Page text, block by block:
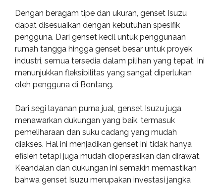
Dengan beragam tipe dan ukuran, genset Isuzu
dapat disesuaikan dengan kebutuhan spesifik
pengguna. Dari genset kecil untuk penggunaan
rumah tangga hingga genset besar untuk proyek
industri, semua tersedia dalam pilihan yang tepat. Ini
menunjukkan fleksibilitas yang sangat diperlukan
oleh pengguna di Bontang.
Dari segi layanan purna jual, genset Isuzu juga
menawarkan dukungan yang baik, termasuk
pemeliharaan dan suku cadang yang mudah
diakses. Hal ini menjadikan genset ini tidak hanya
efisien tetapi juga mudah dioperasikan dan dirawat.
Keandalan dan dukungan ini semakin memastikan
bahwa genset Isuzu merupakan investasi jangka